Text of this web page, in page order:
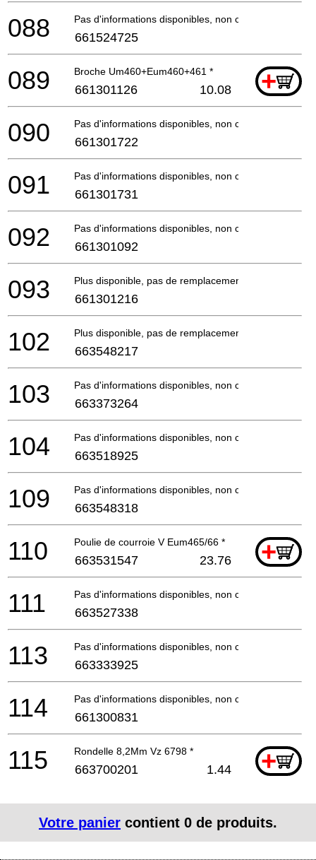
Pas d'informations disponibles, non commandable
088 661524725
Broche Um460+Eum460+461 * +
089 661301126 10.08
Pas d'informations disponibles, non commandable
090 661301722
Pas d'informations disponibles, non commandable
091 661301731
Pas d'informations disponibles, non commandable
092 661301092
Plus disponible, pas de remplacement
093 661301216
Plus disponible, pas de remplacement
102 663548217
Pas d'informations disponibles, non commandable
103 663373264
Pas d'informations disponibles, non commandable
104 663518925
Pas d'informations disponibles, non commandable
109 663548318
Poulie de courroie V Eum465/66 * +
110 663531547 23.76
Pas d'informations disponibles, non commandable
111 663527338
Pas d'informations disponibles, non commandable
113 663333925
Pas d'informations disponibles, non commandable
114 661300831
Rondelle 8,2Mm Vz 6798 * +
115 663700201 1.44
Votre panier contient 0 de produits.